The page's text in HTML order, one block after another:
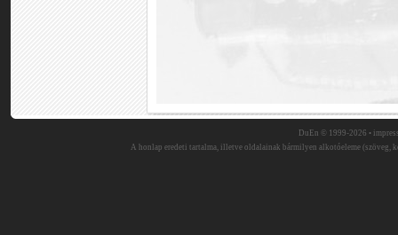
DuEn © 1999-2026 •
A honlap eredeti tartalma, illetve oldalainak bármilyen alkotóeleme (szöveg,